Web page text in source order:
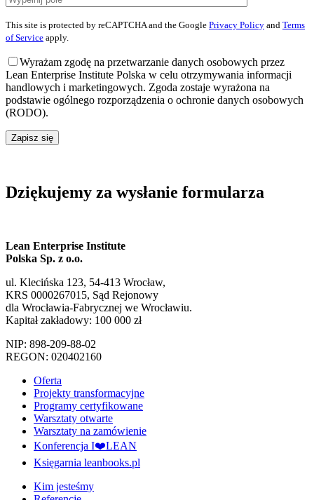
This site is protected by reCAPTCHA and the Google Privacy Policy and Terms
of Service apply.
Wyrażam zgodę na przetwarzanie danych osobowych przez
Lean Enterprise Institute Polska w celu otrzymywania informacji
handlowych i marketingowych. Zgoda zostaje wyrażona na
podstawie ogólnego rozporządzenia o ochronie danych osobowych
(RODO).
Zapisz się
Dziękujemy za wysłanie formularza
Lean Enterprise Institute
Polska Sp. z o.o.
ul. Klecińska 123, 54-413 Wrocław,
KRS 0000267015, Sąd Rejonowy
dla Wrocławia-Fabrycznej we Wrocławiu.
Kapitał zakładowy: 100 000 zł
NIP: 898-209-88-02
REGON: 020402160
Oferta
Projekty transformacyjne
Programy certyfikowane
Warsztaty otwarte
Warsztaty na zamówienie
Konferencja I❤️LEAN
Księgarnia leanbooks.pl
Kim jesteśmy